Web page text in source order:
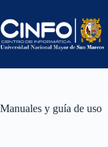
al
contenido
Manuales y guía de uso